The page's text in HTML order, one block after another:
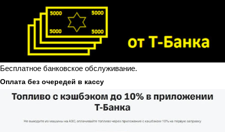
Бесплатное банковское обслуживание.
Оплата без очередей в кассу